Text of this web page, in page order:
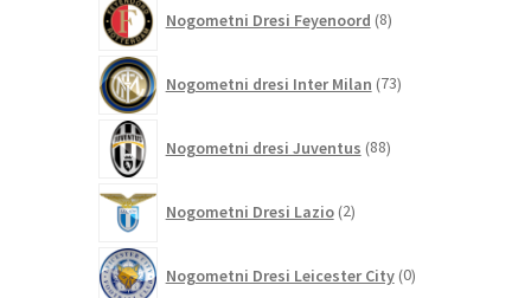
Nogometni Dresi Feyenoord 8izdelkov
Nogometni dresi Inter Milan 73izdelkov
Nogometni dresi Juventus 88izdelkov
Nogometni Dresi Lazio 2izdelka
Nogometni Dresi Leicester City 0izdelkov